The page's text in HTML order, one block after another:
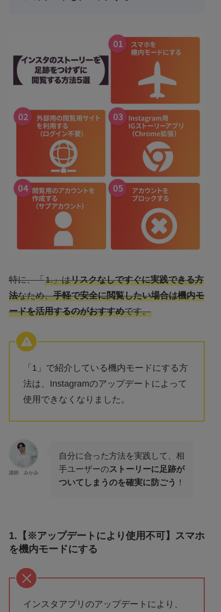
特に、「1.」はリスクなしですぐに実践できる方
法なため、手軽で安全に閲覧したい場合は機内モ
ードを活用するのがおすすめです。
「1」で紹介している機内モードにする方
法は、Instagramのアップデートによって
使用できなくなりました。
講師 みかみ
自分に合った方法を実践して、相
手ユーザーのストーリーに足跡が
ついてしまうのを確実に防ごう ！
1.【※アップデートにより使用不可】スマホ
を機内モードにする
インスタアプリのアップデートにより、